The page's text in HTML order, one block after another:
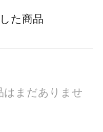
た商品
はまだありませ